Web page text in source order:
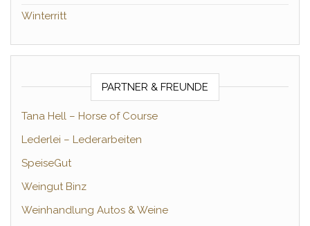
Winterritt
PARTNER & FREUNDE
Tana Hell – Horse of Course
Lederlei – Lederarbeiten
SpeiseGut
Weingut Binz
Weinhandlung Autos & Weine